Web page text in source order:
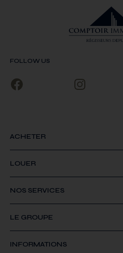
FOLLOW US
ACHETER
LOUER
NOS SERVICES
LE GROUPE
INFORMATIONS